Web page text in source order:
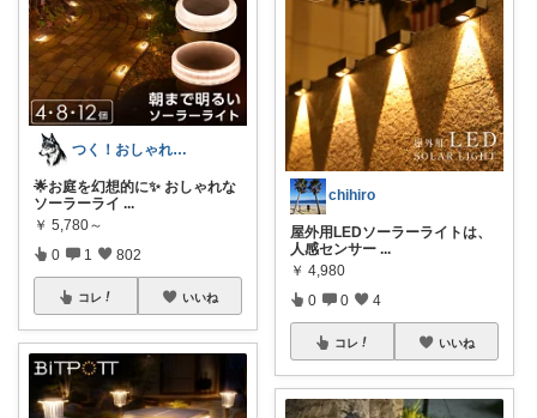
つく！おしゃれな商品や便利な商品をお届け
🌟お庭を幻想的に✨ おしゃれな
ソーラーライ ...
￥ 5,780～
0 1 802
コレ いいね
chihiro
屋外用LEDソーラーライトは、
人感センサー ...
￥ 4,980
0 0 4
コレ いいね